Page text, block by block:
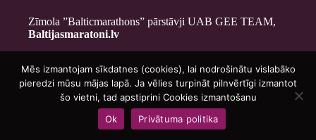
Zīmola ”Balticmarathons” pārstāvji UAB GEE TEAM,
Baltijasmaratoni.lv
Kontakti
Par mums
Brīvprātīgajiem
Privātuma politika
Copyright © 2026 - Baltijasmaratoni.lv
Mēs izmantojam sīkdatnes (cookies), lai nodrošinātu vislabāko
pieredzi mūsu mājas lapā. Ja vēlies turpināt pilnvērtīgi izmantot
šo vietni, tad apstiprini Cookies izmantošanu
Ok
Privātuma politika